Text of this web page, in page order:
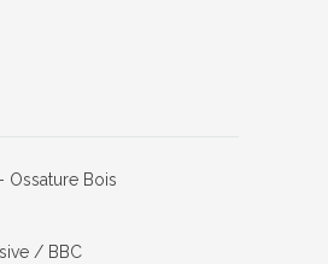
Ossature Bois
/ BBC